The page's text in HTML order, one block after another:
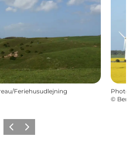
Feriehusudlejning
Photo
©
PrécédentSuivant